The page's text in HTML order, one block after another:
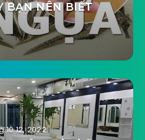
BẠN NÊN BIẾT
10 12, 2022